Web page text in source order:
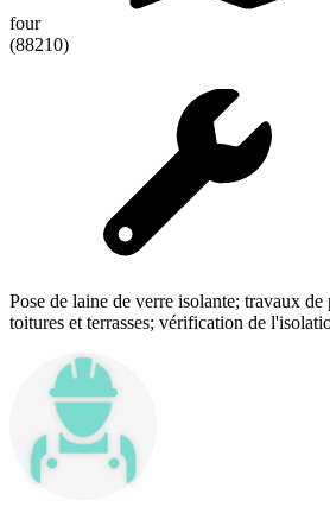
four
(88210)
Pose de laine de verre isolante; travaux de
toitures et terrasses; vérification de